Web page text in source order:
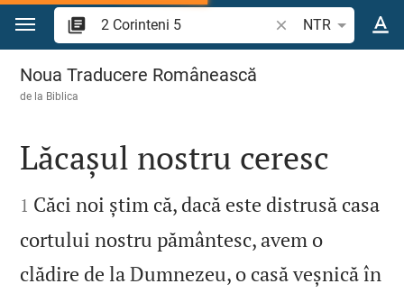
Sari la conținut
Căutați un verset
NTR
2 Corinteni 5
Noua Traducere Românească
de la Biblica

Lăcașul nostru ceresc

1 Căci noi știm că, dacă este distrusă casa
cortului nostru pământesc, avem o
clădire de la Dumnezeu, o casă veșnică în